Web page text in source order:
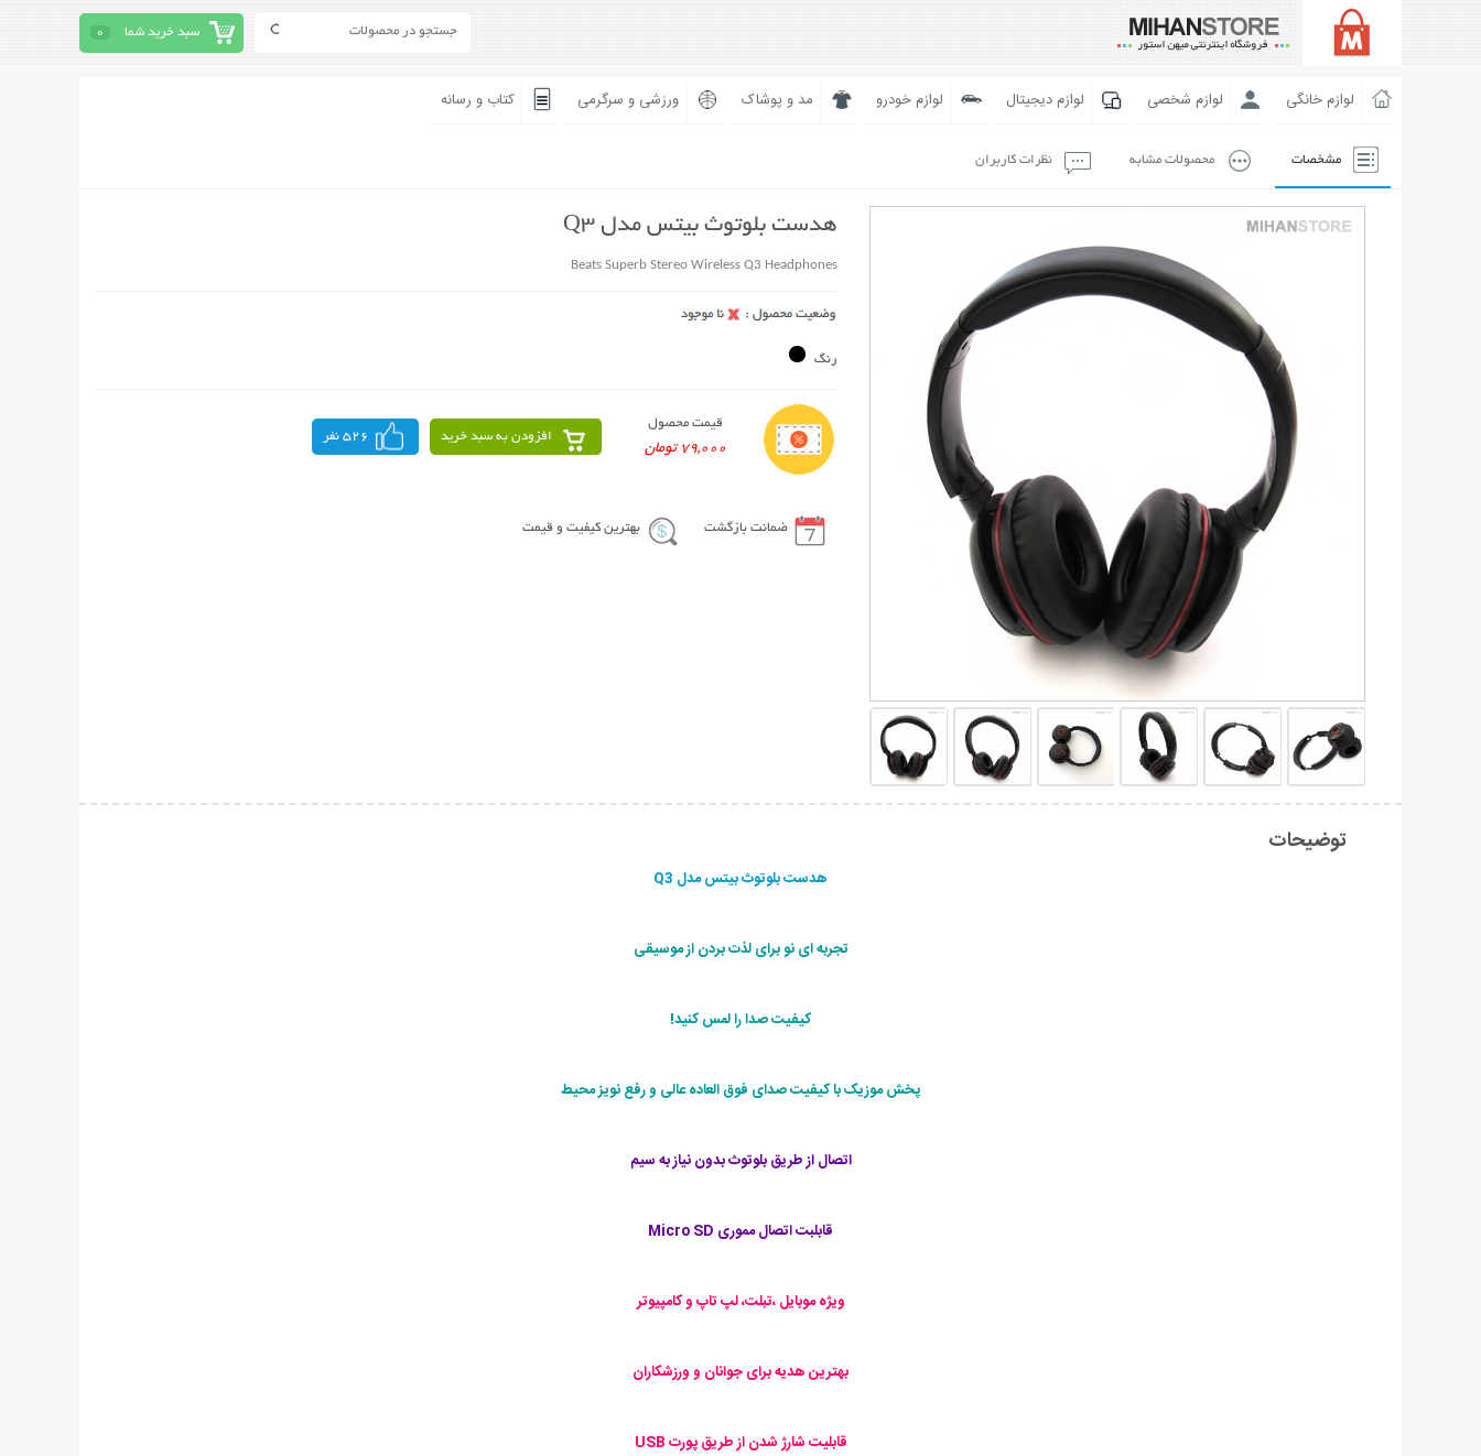
سبد خرید شما 0
لوازم خانگی لوازم شخصی لوازم دیجیتال لوازم خودرو مد و پوشاک ورزشی و سرگرمی کتاب و رسانه
مشخصات محصولات مشابه نظرات کاربران
هدست بلوتوث بیتس مدل Q3
Beats Superb Stereo Wireless Q3 Headphones
رنگ
قیمت محصول
79,000 تومان
افزودن به سبد خرید 526 نفر
ضمانت بازگشت بهترین کیفیت و قیمت
توضیحات
هدست بلوتوث بیتس مدل Q3
تجربه ای نو برای لذت بردن از موسیقی
کیفیت صدا را لمس کنید!
پخش موزیک با کیفیت صدای فوق العاده عالی و رفع نویز محیط
اتصال از طریق بلوتوث بدون نیاز به سیم
قابلبت اتصال مموری Micro SD
ویژه موبایل ،تبلت، لپ تاپ و کامپیوتر
بهترین هدیه برای جوانان و ورزشکاران
قابلیت شارژ شدن از طریق پورت USB